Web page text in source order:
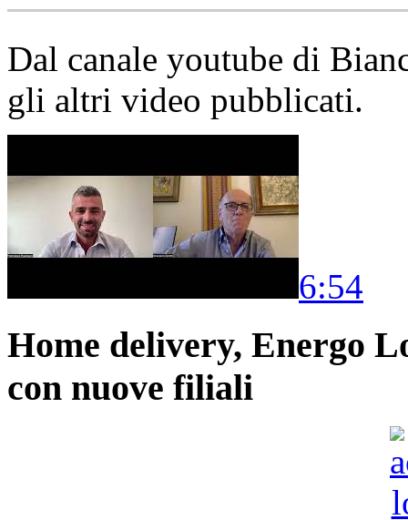
Dal canale youtube di
gli altri video pubblicati.
6:54
Home delivery, Energo
con nuove filiali